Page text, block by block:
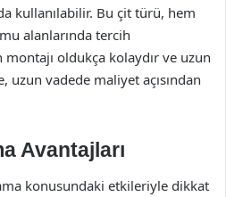
kullanılabilir. Bu çit türü, hem
alanlarında tercih
oldukça kolaydır ve uzun
uzun vadede maliyet açısından
Avantajları
konusundaki etkileriyle dikkat